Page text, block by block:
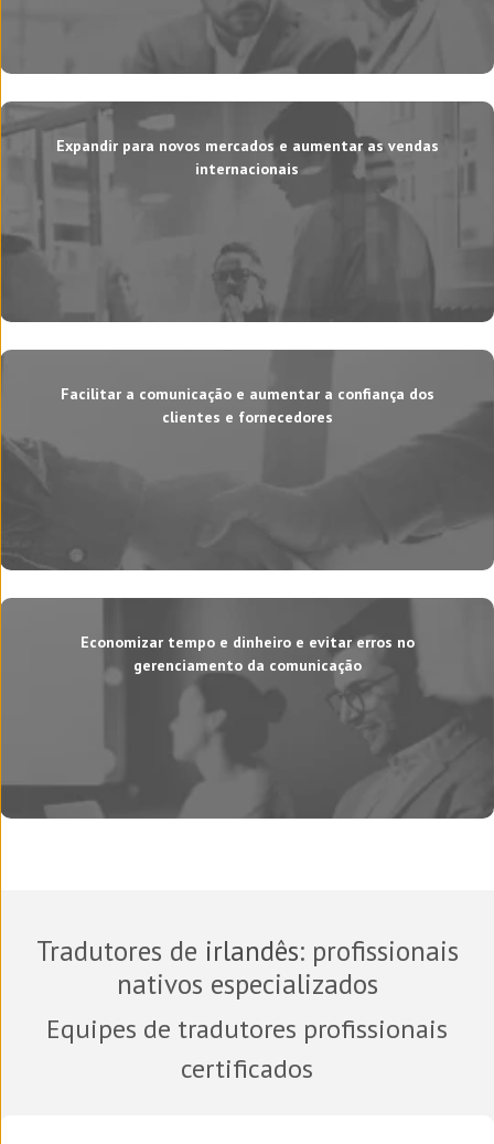
Expandir para novos mercados e aumentar as vendas
internacionais
Facilitar a comunicação e aumentar a confiança dos
clientes e fornecedores
Economizar tempo e dinheiro e evitar erros no
gerenciamento da comunicação
Tradutores de irlandês: profissionais
nativos especializados
Equipes de tradutores profissionais
certificados